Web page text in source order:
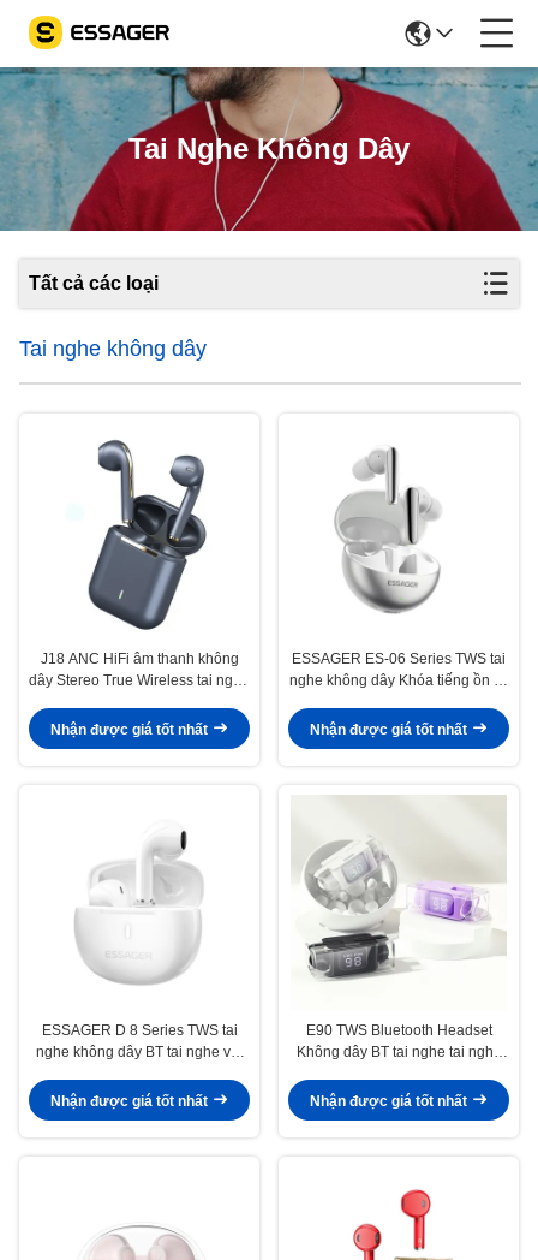
Tai Nghe Không Dây
Tất cả các loại
Tai nghe không dây
J18 ANC HiFi âm thanh không
dây Stereo True Wireless tai nghe
Nhận được giá tốt nhất
ESSAGER ES-06 Series TWS tai
nghe không dây Khóa tiếng ồn tai
Nhận được giá tốt nhất
ESSAGER D 8 Series TWS tai
nghe không dây BT tai nghe với
Nhận được giá tốt nhất
E90 TWS Bluetooth Headset
Không dây BT tai nghe tai nghe
Nhận được giá tốt nhất